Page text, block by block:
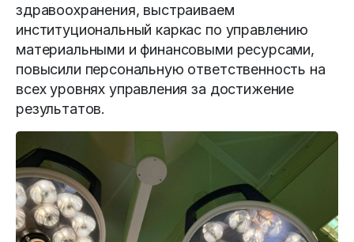
здравоохранения, выстраиваем
институциональный каркас по управлению
материальными и финансовыми ресурсами,
повысили персональную ответственность на
всех уровнях управления за достижение
результатов.